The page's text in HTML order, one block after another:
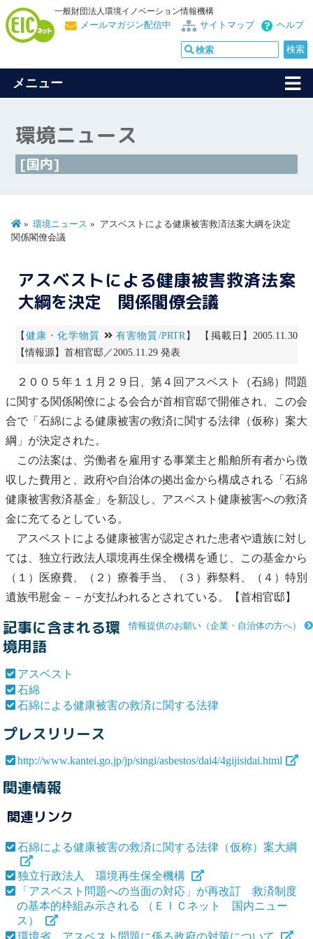
一般財団法人環境イノベーション情報機構
ヘルプ
サイトマップ
メールマガジン配信中
メニュー
環境ニュース
[国内]
環境ニュース
アスベストによる健康被害救済法案大綱を決定
関係閣僚会議
アスベストによる健康被害救済法案
大綱を決定 関係閣僚会議
【 健康・化学物質 有害物質/PRTR 】 【掲載日】2005.11.30
【情報源】首相官邸／2005.11.29 発表
２００５年１１月２９日、第４回 アスベスト （石綿）問題
に関する関係閣僚による会合が首相官邸で開催され、この会
合で「 石綿による健康被害の救済に関する法律（仮称）案大
綱」が決定された。
この法案は、労働者を雇用する事業主と船舶所有者から徴
収した費用と、政府や自治体の拠出金から構成される「 石綿
健康被害救済基金」を新設し、 アスベスト 健康被害への救済
金に充てるとしている。
アスベスト による健康被害が認定された患者や遺族に対し
ては、独立行政法人環境再生保全機構を通じ、この基金から
（１）医療費、（２）療養手当、（３）葬祭料、（４）特別
遺族弔慰金－－が支払われるとされている。【首相官邸】
情報提供のお願い（企業・自治体の方へ）
記事に含まれる環
境用語
アスベスト
石綿
石綿による健康被害の救済に関する法律
プレスリリース
http://www.kantei.go.jp/jp/singi/asbestos/dai4/4gijisidai.html
関連情報
関連リンク
石綿による健康被害の救済に関する法律（仮称）案大綱
独立行政法人 環境再生保全機構
「アスベスト問題への当面の対応」が再改訂 救済制度
の基本的枠組み示される （ＥＩＣネット 国内ニュー
ス）
環境省 アスベスト問題に係る政府の対策について